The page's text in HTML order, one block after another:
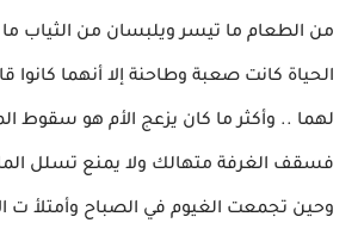
من الطعام ما تيسر ويلبسان من الثياب ما
الحياة كانت صعبة وطاحنة إلا أنهما كانوا
لهما .. وأكثر ما كان يزعج الأم هو سقوط
فسقف الغرفة متهالك ولا يمنع تسلل
وحين تجمعت الغيوم في الصباح وأمتلأ ت